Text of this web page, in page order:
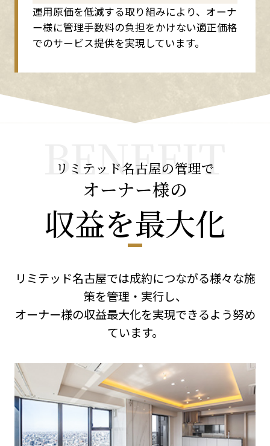
運用原価を低減する取り組みにより、オーナ
ー様に管理手数料の負担をかけない適正価格
でのサービス提供を実現しています。
リミテッド名古屋の管理で
オーナー様の
収益を最大化
リミテッド名古屋では成約につながる様々な施
策を管理・実行し、
オーナー様の収益最大化を実現できるよう努め
ています。